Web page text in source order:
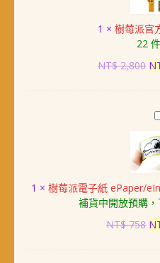
7
1 × 樹莓派官
22
NT$2,800 原
1 × 樹莓派電子紙 ePaper/
補貨中開放預購
NT$758 原